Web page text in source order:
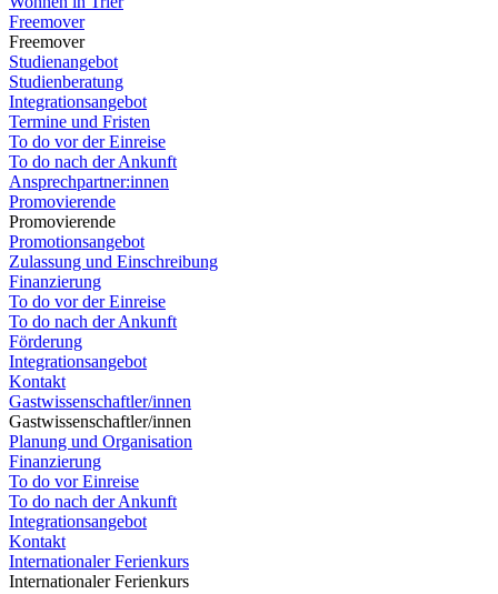
Freemover
Freemover
Studienangebot
Studienberatung
Integrationsangebot
Termine und Fristen
To do vor der Einreise
To do nach der Ankunft
Ansprechpartner:innen
Promovierende
Promovierende
Promotionsangebot
Zulassung und Einschreibung
Finanzierung
To do vor der Einreise
To do nach der Ankunft
Förderung
Integrationsangebot
Kontakt
Gastwissenschaftler/innen
Gastwissenschaftler/innen
Planung und Organisation
Finanzierung
To do vor Einreise
To do nach der Ankunft
Integrationsangebot
Kontakt
Internationaler Ferienkurs
Internationaler Ferienkurs